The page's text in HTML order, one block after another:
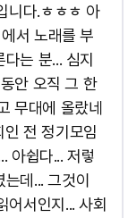
니다.ㅎㅎㅎ 아
서 노래를 부
는 분... 심지
안 오직 그 한
무대에 올랐네
전 정기모임
아쉽다... 저렇
데... 그것이
서인지... 사회